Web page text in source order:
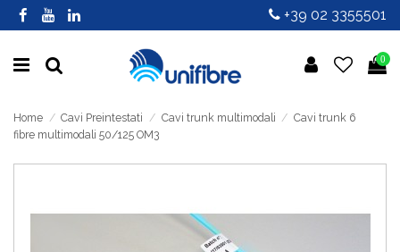
+39 02 3355501
0
Home Cavi Preintestati Cavi trunk multimodali
Cavi trunk 6
fibre multimodali 50/125 OM3